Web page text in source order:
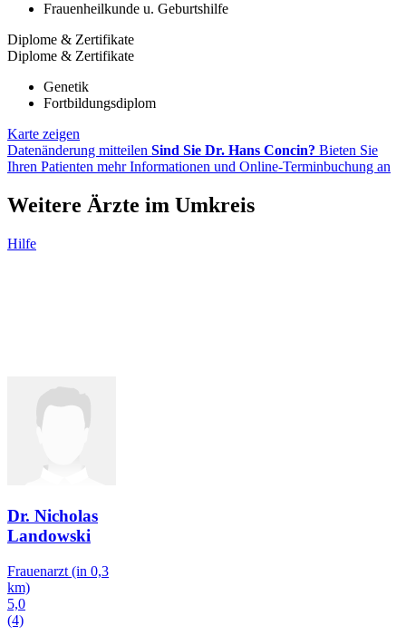
Frauenheilkunde u. Geburtshilfe
Diplome & Zertifikate
Diplome & Zertifikate
Genetik
Fortbildungsdiplom
Karte zeigen
Datenänderung mitteilen Sind Sie Dr. Hans Concin? Bieten Sie
Ihren Patienten mehr Informationen und Online-Terminbuchung an
Weitere Ärzte im Umkreis
Hilfe
Dr. Nicholas
Landowski
Frauenarzt (in 0,3
km)
5,0
(4)